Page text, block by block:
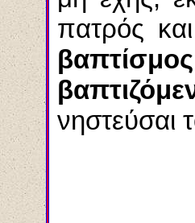
πατρός
νηστεύσαι